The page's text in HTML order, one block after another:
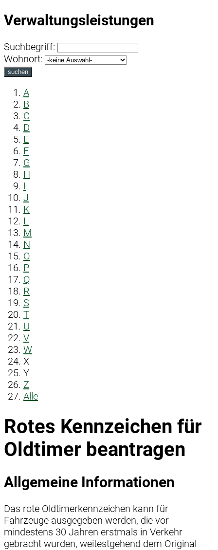
Verwaltungsleistungen
Suchbegriff:
Wohnort:
suchen
A
B
C
D
E
F
G
H
I
J
K
L
M
N
O
P
Q
R
S
T
U
V
W
X
Y
Z
Alle
Rotes Kennzeichen für
Oldtimer beantragen
Allgemeine Informationen
Das rote Oldtimerkennzeichen kann für
Fahrzeuge ausgegeben werden, die vor
mindestens 30 Jahren erstmals in Verkehr
gebracht wurden, weitestgehend dem Original